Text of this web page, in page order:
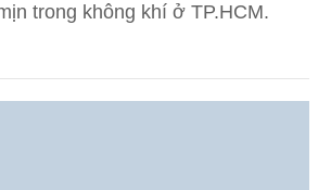
trong không khí ở TP.HCM.